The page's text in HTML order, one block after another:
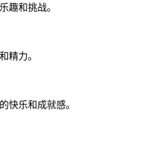
趣和挑战。
精力。
快乐和成就感。